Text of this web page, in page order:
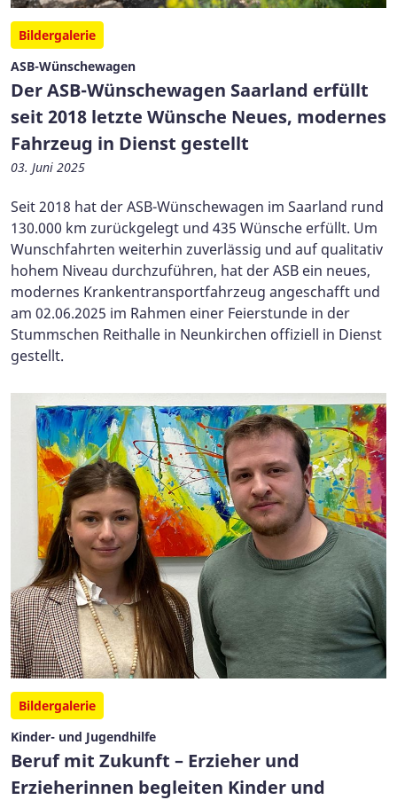
Bildergalerie
ASB-Wünschewagen
Der ASB-Wünschewagen Saarland erfüllt
seit 2018 letzte Wünsche Neues, modernes
Fahrzeug in Dienst gestellt
03. Juni 2025
Seit 2018 hat der ASB-Wünschewagen im Saarland rund
130.000 km zurückgelegt und 435 Wünsche erfüllt. Um
Wunschfahrten weiterhin zuverlässig und auf qualitativ
hohem Niveau durchzuführen, hat der ASB ein neues,
modernes Krankentransportfahrzeug angeschafft und
am 02.06.2025 im Rahmen einer Feierstunde in der
Stummschen Reithalle in Neunkirchen offiziell in Dienst
gestellt.
Bildergalerie
Kinder- und Jugendhilfe
Beruf mit Zukunft – Erzieher und
Erzieherinnen begleiten Kinder und